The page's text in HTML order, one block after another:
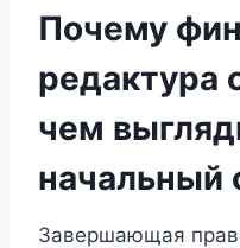
Почему
редактура
чем
начальный
Завершающая